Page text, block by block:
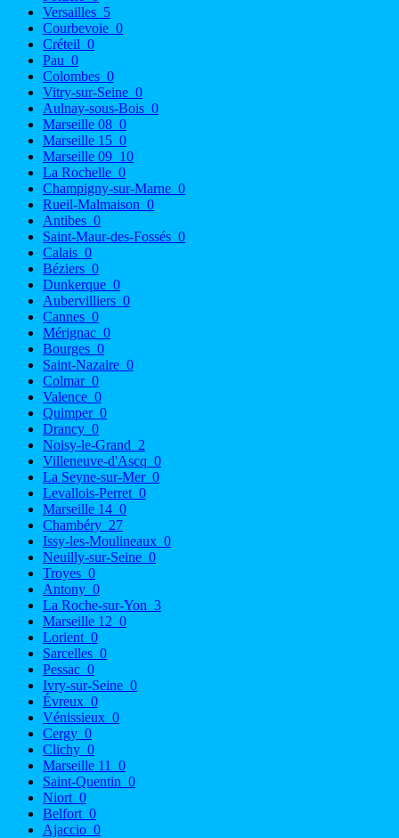
Versailles 5
Courbevoie 0
Créteil 0
Pau 0
Colombes 0
Vitry-sur-Seine 0
Aulnay-sous-Bois 0
Marseille 08 0
Marseille 15 0
Marseille 09 10
La Rochelle 0
Champigny-sur-Marne 0
Rueil-Malmaison 0
Antibes 0
Saint-Maur-des-Fossés 0
Calais 0
Béziers 0
Dunkerque 0
Aubervilliers 0
Cannes 0
Mérignac 0
Bourges 0
Saint-Nazaire 0
Colmar 0
Valence 0
Quimper 0
Drancy 0
Noisy-le-Grand 2
Villeneuve-d'Ascq 0
La Seyne-sur-Mer 0
Levallois-Perret 0
Marseille 14 0
Chambéry 27
Issy-les-Moulineaux 0
Neuilly-sur-Seine 0
Troyes 0
Antony 0
La Roche-sur-Yon 3
Marseille 12 0
Lorient 0
Sarcelles 0
Pessac 0
Ivry-sur-Seine 0
Évreux 0
Vénissieux 0
Cergy 0
Clichy 0
Marseille 11
0
Saint-Quentin 0
Niort 0
Belfort 0
Ajaccio 0